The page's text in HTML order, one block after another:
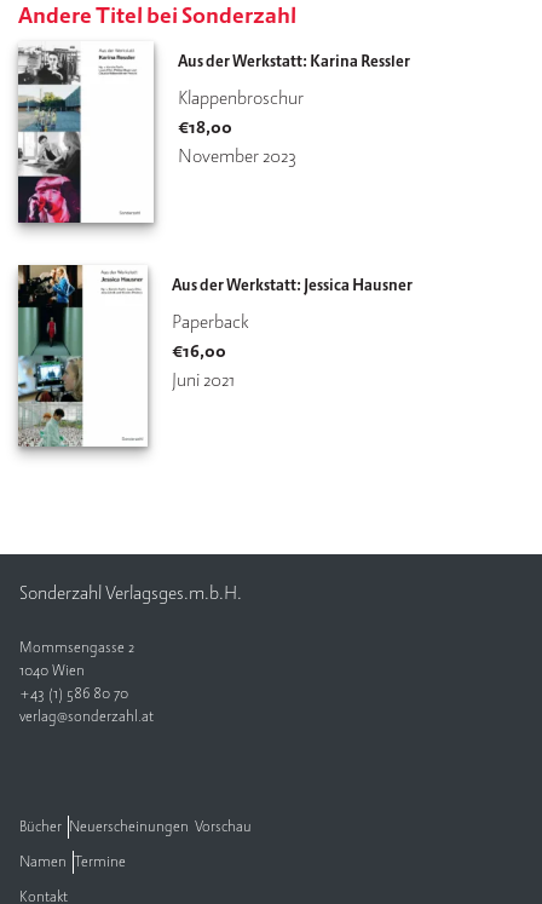
Andere Titel bei Sonderzahl
Aus der Werkstatt: Karina Ressler
Klappenbroschur
€18,00
November 2023
Aus der Werkstatt: Jessica Hausner
Paperback
€16,00
Juni 2021
Sonderzahl Verlagsges.m.b.H.
Mommsengasse 2
1040 Wien
+43 (1) 586 80 70
verlag@sonderzahl.at
Bücher Neuerscheinungen Vorschau
Namen Termine
Kontakt